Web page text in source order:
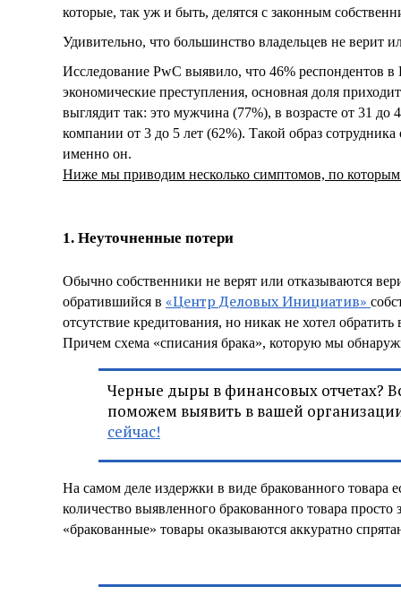
которые, так уж и быть, делятся с законным
Удивительно, что большинство владельцев не верит
Исследование PwC выявило, что 46% респондентов
экономические преступления, основная доля
выглядит так: это мужчина (77%), в возрасте от 31
компании от 3 до 5 лет (62%). Такой образ
именно он.
Ниже мы приводим несколько симптомов, по
1. Неуточненные потери
Обычно собственники не верят или отказываются
обратившийся в «Центр Деловых Инициатив»
отсутствие кредитования, но никак не хотел
Причем схема «списания брака», которую мы
Черные дыры в финансовых отчетах?
поможем выявить в вашей
сейчас!
На самом деле издержки в виде бракованного
количество выявленного бракованного товара
«бракованные» товары оказываются аккуратно